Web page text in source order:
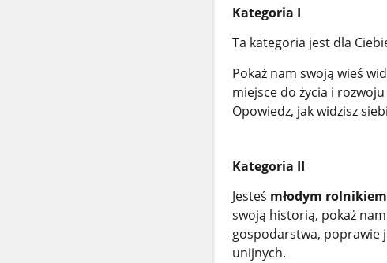
Kategoria I
Ta kategoria jest dla
Pokaż nam swoją wieś
miejsce do życia i
Opowiedz, jak widzisz
Kategoria II
Jesteś młodym
swoją historią, pokaż
gospodarstwa, poprawie
unijnych.